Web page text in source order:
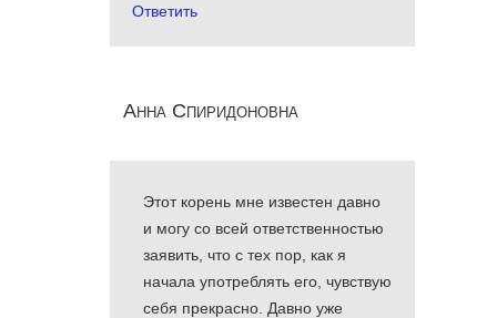
Ответить
Анна Спиридоновна
Этот корень мне известен давно
и могу со всей ответственностью
заявить, что с тех пор, как я
начала употреблять его, чувствую
себя прекрасно. Давно уже